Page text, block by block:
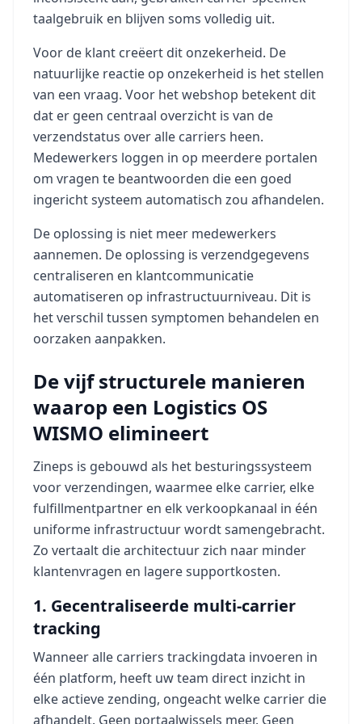
taalgebruik en blijven soms volledig uit.
Voor de klant creëert dit onzekerheid. De
natuurlijke reactie op onzekerheid is het stellen
van een vraag. Voor het webshop betekent dit
dat er geen centraal overzicht is van de
verzendstatus over alle carriers heen.
Medewerkers loggen in op meerdere portalen
om vragen te beantwoorden die een goed
ingericht systeem automatisch zou afhandelen.
De oplossing is niet meer medewerkers
aannemen. De oplossing is verzendgegevens
centraliseren en klantcommunicatie
automatiseren op infrastructuurniveau. Dit is
het verschil tussen symptomen behandelen en
oorzaken aanpakken.
De vijf structurele manieren
waarop een Logistics OS
WISMO elimineert
Zineps is gebouwd als het besturingssysteem
voor verzendingen, waarmee elke carrier, elke
fulfillmentpartner en elk verkoopkanaal in één
uniforme infrastructuur wordt samengebracht.
Zo vertaalt die architectuur zich naar minder
klantenvragen en lagere supportkosten.
1. Gecentraliseerde multi-carrier
tracking
Wanneer alle carriers trackingdata invoeren in
één platform, heeft uw team direct inzicht in
elke actieve zending, ongeacht welke carrier die
afhandelt. Geen portaalwissels meer. Geen